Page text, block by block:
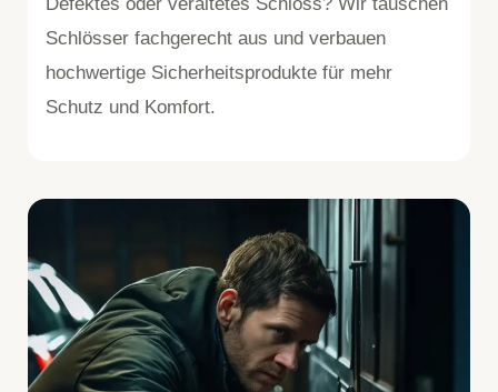
Schlösser fachgerecht aus und verbauen
hochwertige Sicherheitsprodukte für mehr
Schutz und Komfort.